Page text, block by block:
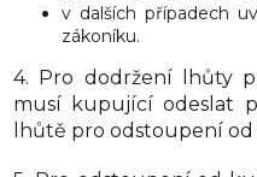
v dalších případech
zákoníku.
4. Pro dodržení lhůty
musí kupující odeslat
lhůtě pro odstoupení od